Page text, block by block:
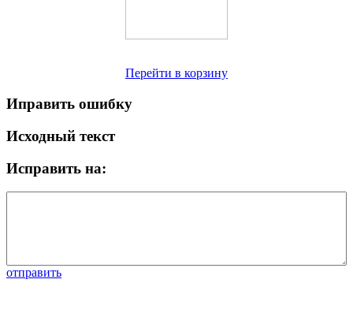
Перейти в корзину
Иправить ошибку
Исходный текст
Исправить на:
отправить